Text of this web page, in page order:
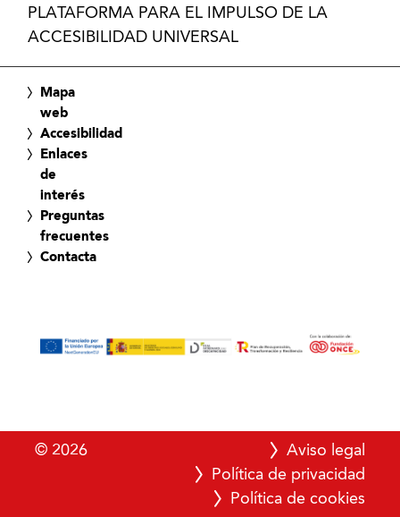
PLATAFORMA PARA EL IMPULSO DE LA
ACCESIBILIDAD UNIVERSAL
Mapa
web
Accesibilidad
Enlaces
de
interés
Preguntas
frecuentes
Contacta
© 2026
Aviso legal
Política de privacidad
Política de cookies